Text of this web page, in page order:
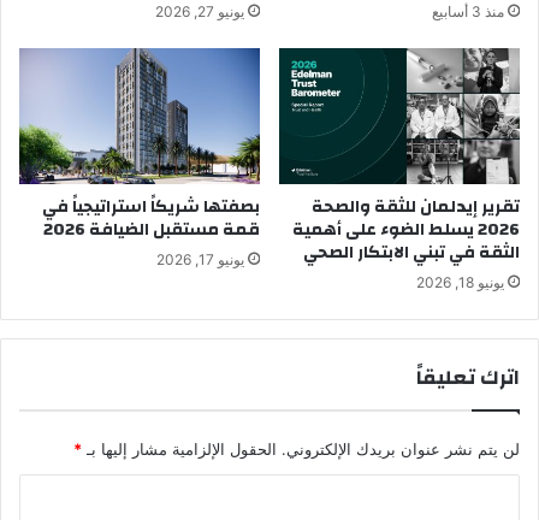
منذ 3 أسابيع يونيو 27, 2026
تقرير إيدلمان للثقة والصحة
2026 يسلط الضوء على أهمية
الثقة في تبني الابتكار الصحي
يونيو 18, 2026
بصفتها شريكاً استراتيجياً في
قمة مستقبل الضيافة 2026
يونيو 17, 2026
اترك تعليقاً
لن يتم نشر عنوان بريدك الإلكتروني. الحقول الإلزامية مشار إليها بـ *